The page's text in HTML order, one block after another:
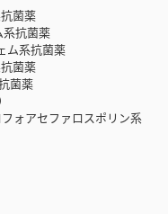
菌薬
系抗菌薬
ム系抗菌薬
菌薬
菌薬
ォアセファロスポリン系